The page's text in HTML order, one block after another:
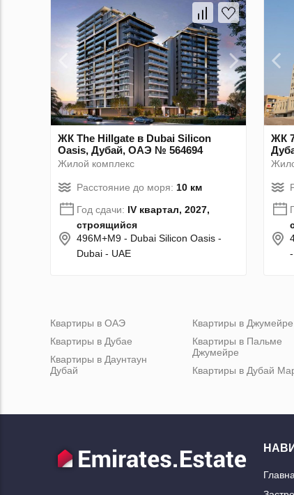
ЖК The Hillgate в Dubai Silicon
Oasis, Дубай, ОАЭ № 564694
Жилой комплекс
Расстояние до моря: 10 км
Год сдачи: IV квартал, 2027,
строящийся
496M+M9 - Dubai Silicon Oasis -
Dubai - UAE
ЖК
Квартиры в ОАЭ
Квартиры в Дубае
Квартиры в Даунтаун
Дубай
Квартиры в Джумейре
Квартиры в Пальме
Джумейре
Квартиры в Дубай